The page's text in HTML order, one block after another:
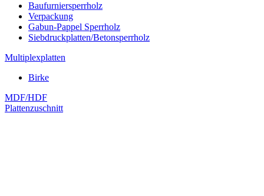
Baufurniersperrholz
Verpackung
Gabun-Pappel Sperrholz
Siebdruckplatten/Betonsperrholz
Multiplexplatten
Birke
MDF/HDF
Plattenzuschnitt